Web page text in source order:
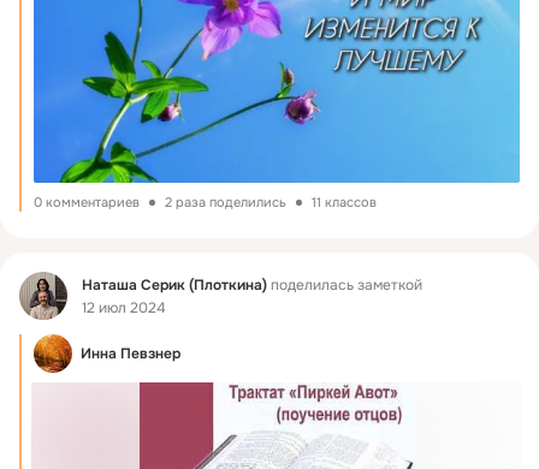
0 комментариев 2 раза поделились 11 классов
Фид Наташа Серик (Плоткина)поделилась заметкой
12 июл 2024
Инна Певзнер